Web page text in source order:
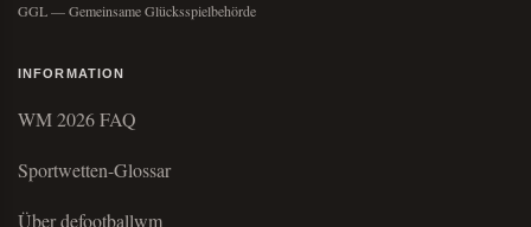
GGL — Gemeinsame Glücksspielbehörde
INFORMATION
WM 2026 FAQ
Sportwetten-Glossar
Über defootballwm